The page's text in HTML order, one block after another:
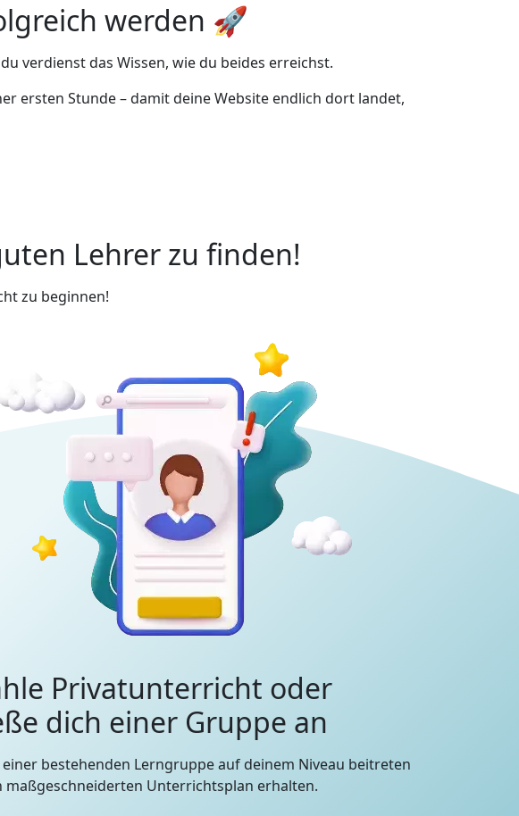
werden 🚀
verdienst das Wissen, wie du beides erreichst.
ersten Stunde – damit deine Website endlich dort landet,
Lehrer zu finden!
zu beginnen!
Privatunterricht oder
dich einer Gruppe an
bestehenden Lerngruppe auf deinem Niveau beitreten
maßgeschneiderten Unterrichtsplan erhalten.